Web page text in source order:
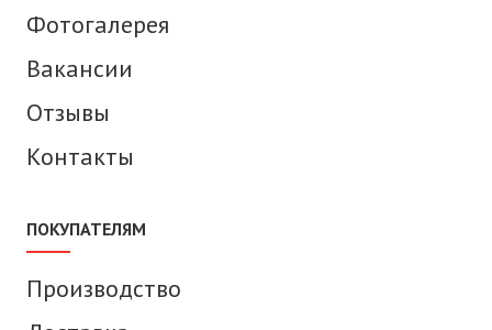
Фотогалерея
Вакансии
Отзывы
Контакты
ПОКУПАТЕЛЯМ
Производство